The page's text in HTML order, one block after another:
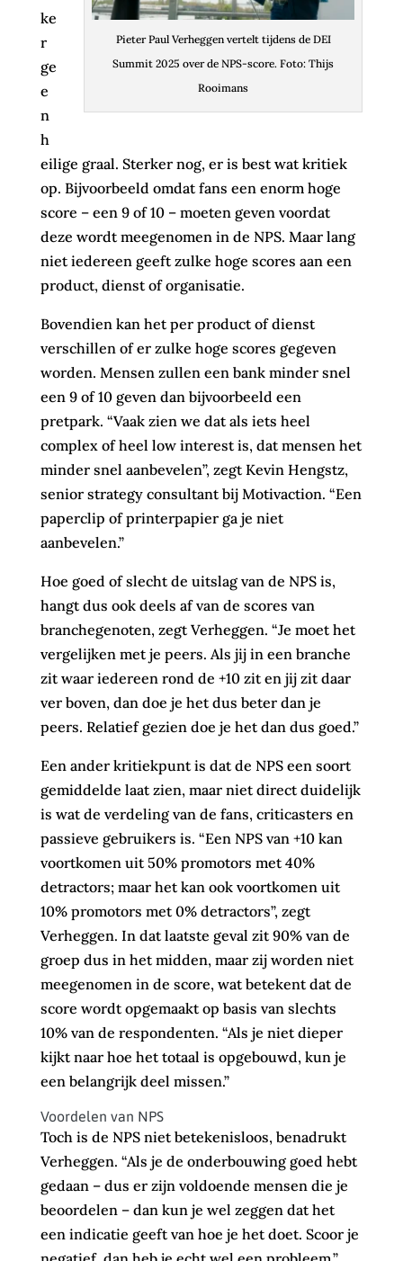
Pieter Paul Verheggen vertelt tijdens de DEI
Summit 2025 over de NPS-score. Foto: Thijs
Rooimans
ke
r
ge
e
n
h
eilige graal. Sterker nog, er is best wat kritiek
op. Bijvoorbeeld omdat fans een enorm hoge
score – een 9 of 10 – moeten geven voordat
deze wordt meegenomen in de NPS. Maar lang
niet iedereen geeft zulke hoge scores aan een
product, dienst of organisatie.
Bovendien kan het per product of dienst
verschillen of er zulke hoge scores gegeven
worden. Mensen zullen een bank minder snel
een 9 of 10 geven dan bijvoorbeeld een
pretpark. “Vaak zien we dat als iets heel
complex of heel low interest is, dat mensen het
minder snel aanbevelen”, zegt Kevin Hengstz,
senior strategy consultant bij Motivaction. “Een
paperclip of printerpapier ga je niet
aanbevelen.”
Hoe goed of slecht de uitslag van de NPS is,
hangt dus ook deels af van de scores van
branchegenoten, zegt Verheggen. “Je moet het
vergelijken met je peers. Als jij in een branche
zit waar iedereen rond de +10 zit en jij zit daar
ver boven, dan doe je het dus beter dan je
peers. Relatief gezien doe je het dan dus goed.”
Een ander kritiekpunt is dat de NPS een soort
gemiddelde laat zien, maar niet direct duidelijk
is wat de verdeling van de fans, criticasters en
passieve gebruikers is. “Een NPS van +10 kan
voortkomen uit 50% promotors met 40%
detractors; maar het kan ook voortkomen uit
10% promotors met 0% detractors”, zegt
Verheggen. In dat laatste geval zit 90% van de
groep dus in het midden, maar zij worden niet
meegenomen in de score, wat betekent dat de
score wordt opgemaakt op basis van slechts
10% van de respondenten. “Als je niet dieper
kijkt naar hoe het totaal is opgebouwd, kun je
een belangrijk deel missen.”
Voordelen van NPS
Toch is de NPS nietbetekenisloos, benadrukt
Verheggen. “Als je de onderbouwing goed hebt
gedaan – dus er zijn voldoende mensen die je
beoordelen – dan kun je wel zeggen dat het
een indicatie geeft van hoe je het doet. Scoor je